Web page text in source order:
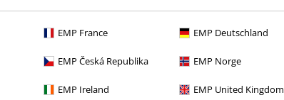
EMP France EMP Deutschland
EMP Česká Republika EMP Norge
EMP Ireland EMP United Kingdom